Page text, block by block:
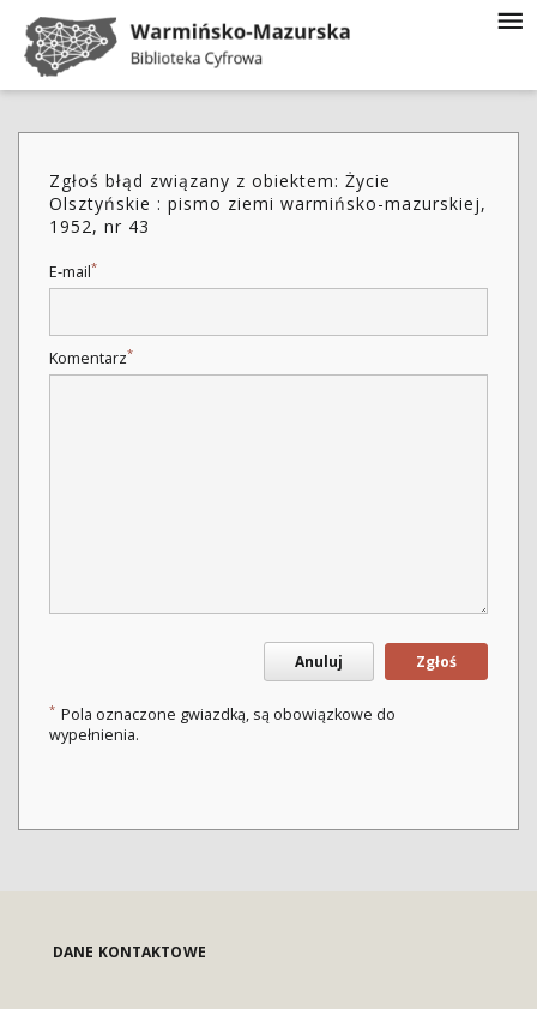
Zgłoś błąd związany z obiektem: Życie
Olsztyńskie : pismo ziemi warmińsko-mazurskiej,
1952, nr 43
E-mail*
Komentarz*
Anuluj Zgłoś
* Pola oznaczone gwiazdką, są obowiązkowe do
wypełnienia.
DANE KONTAKTOWE